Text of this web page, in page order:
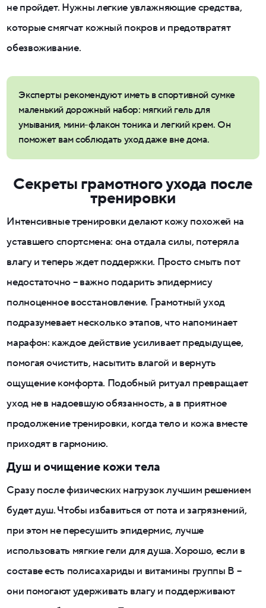
не пройдет. Нужны легкие увлажняющие средства,
которые смягчат кожный покров и предотвратят
обезвоживание.
Эксперты рекомендуют иметь в спортивной сумке
маленький дорожный набор: мягкий гель для
умывания, мини-флакон тоника и легкий крем. Он
поможет вам соблюдать уход даже вне дома.
Секреты грамотного ухода после
тренировки
Интенсивные тренировки делают кожу похожей на
уставшего спортсмена: она отдала силы, потеряла
влагу и теперь ждет поддержки. Просто смыть пот
недостаточно – важно подарить эпидермису
полноценное восстановление. Грамотный уход
подразумевает несколько этапов, что напоминает
марафон: каждое действие усиливает предыдущее,
помогая очистить, насытить влагой и вернуть
ощущение комфорта. Подобный ритуал превращает
уход не в надоевшую обязанность, а в приятное
продолжение тренировки, когда тело и кожа вместе
приходят в гармонию.
Душ и очищение кожи тела
Сразу после физических нагрузок лучшим решением
будет душ. Чтобы избавиться от пота и загрязнений,
при этом не пересушить эпидермис, лучше
использовать мягкие гели для душа. Хорошо, если в
составе есть полисахариды и витамины группы B –
они помогают удерживать влагу и поддерживают